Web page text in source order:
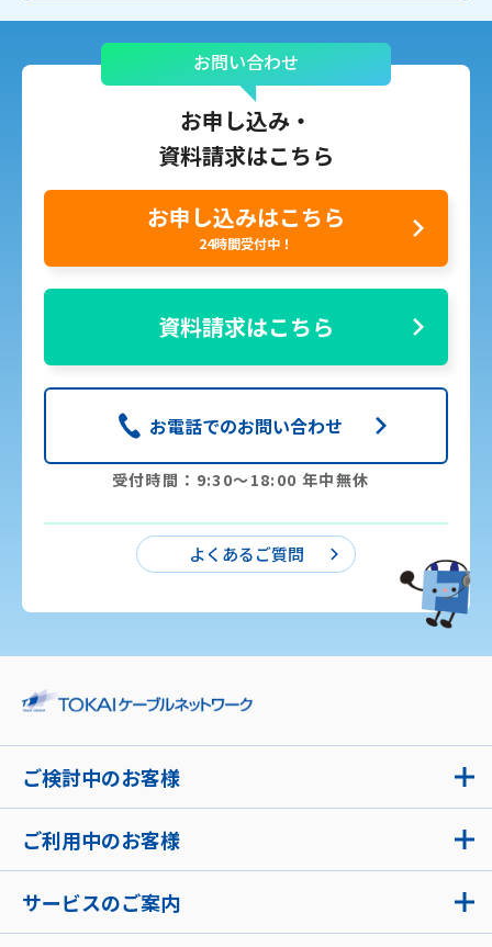
お問い合わせ
お申し込み・
資料請求はこちら
お申し込みはこちら
24時間受付中！
資料請求はこちら
お電話でのお問い合わせ
受付時間：9:30〜18:00 年中無休
よくあるご質問
ご検討中のお客様
ご利用中のお客様
サービスのご案内